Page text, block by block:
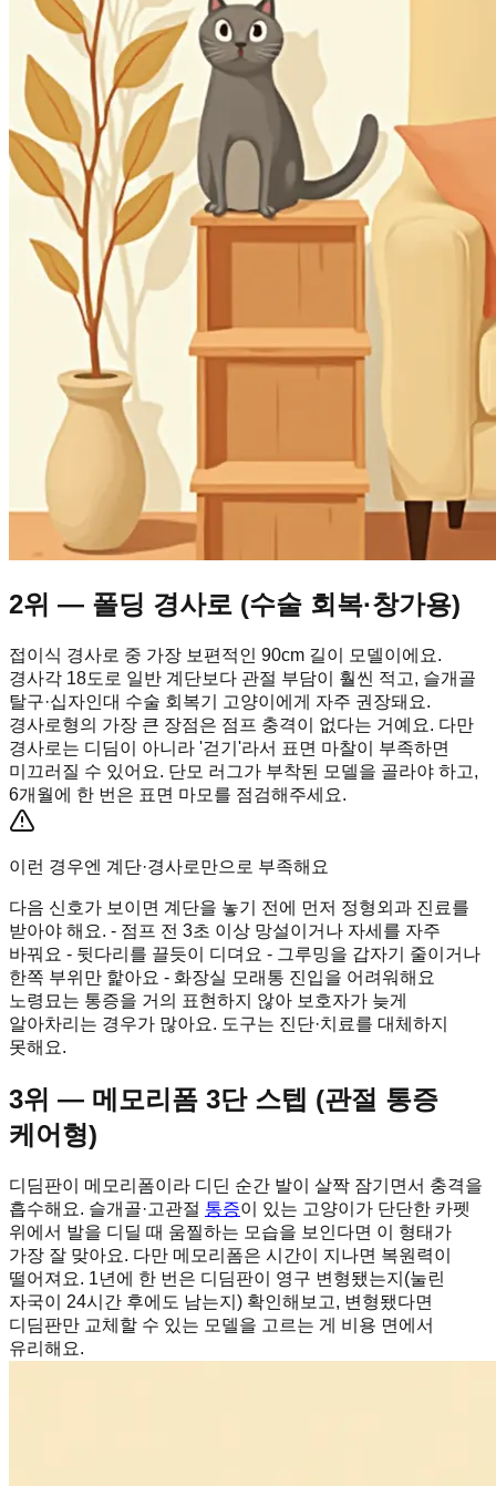
2위 — 폴딩 경사로 (수술 회복·창가용)
접이식 경사로 중 가장 보편적인 90cm 길이 모델이에요.
경사각 18도로 일반 계단보다 관절 부담이 훨씬 적고, 슬개골
탈구·십자인대 수술 회복기 고양이에게 자주 권장돼요.
경사로형의 가장 큰 장점은 점프 충격이 없다는 거예요. 다만
경사로는 디딤이 아니라 '걷기'라서 표면 마찰이 부족하면
미끄러질 수 있어요. 단모 러그가 부착된 모델을 골라야 하고,
6개월에 한 번은 표면 마모를 점검해주세요.
이런 경우엔 계단·경사로만으로 부족해요
다음 신호가 보이면 계단을 놓기 전에 먼저 정형외과 진료를
받아야 해요. - 점프 전 3초 이상 망설이거나 자세를 자주
바꿔요 - 뒷다리를 끌듯이 디뎌요 - 그루밍을 갑자기 줄이거나
한쪽 부위만 핥아요 - 화장실 모래통 진입을 어려워해요
노령묘는 통증을 거의 표현하지 않아 보호자가 늦게
알아차리는 경우가 많아요. 도구는 진단·치료를 대체하지
못해요.
3위 — 메모리폼 3단 스텝 (관절 통증
케어형)
디딤판이 메모리폼이라 디딘 순간 발이 살짝 잠기면서 충격을
흡수해요. 슬개골·고관절 통증이 있는 고양이가 단단한 카펫
위에서 발을 디딜 때 움찔하는 모습을 보인다면 이 형태가
가장 잘 맞아요. 다만 메모리폼은 시간이 지나면 복원력이
떨어져요. 1년에 한 번은 디딤판이 영구 변형됐는지(눌린
자국이 24시간 후에도 남는지) 확인해보고, 변형됐다면
디딤판만 교체할 수 있는 모델을 고르는 게 비용 면에서
유리해요.